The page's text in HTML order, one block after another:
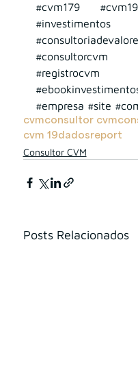
#cvm179
#cvm19
#investimentos
#consultorcvm
#registrocvm
#empresa #site
cvmconsultor cvm
cvm 19dadosreport
Consultor CVM
Posts Relacionados